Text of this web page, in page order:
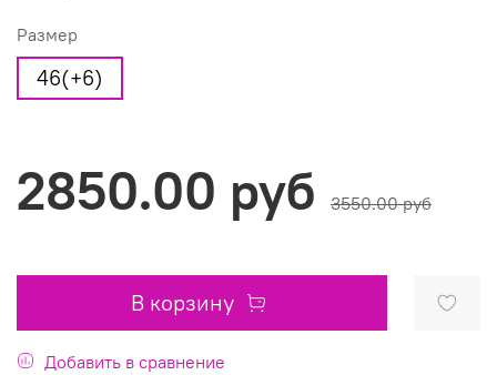
Размер
46(+6)
2850.00 руб 3550.00 руб
В корзину
Добавить в сравнение